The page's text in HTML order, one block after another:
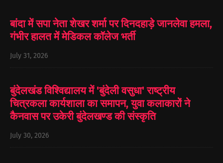
बांदा में सपा नेता शेखर शर्मा पर दिनदहाड़े जानलेवा हमला,
गंभीर हालत में मेडिकल कॉलेज भर्ती
July 31, 2026
बुंदेलखंड विश्विद्यालय में 'बुंदेली वसुधा' राष्ट्रीय
चित्रकला कार्यशाला का समापन, युवा कलाकारों ने
कैनवास पर उकेरी बुंदेलखण्ड की संस्कृति
July 30, 2026